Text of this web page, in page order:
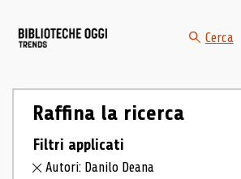
Cerca
Raffina la ricerca
Filtri applicati
Autori: Danilo Deana